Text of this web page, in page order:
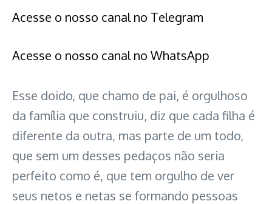
Acesse o nosso canal no Telegram
Acesse o nosso canal no WhatsApp
Esse doido, que chamo de pai, é orgulhoso
da família que construiu, diz que cada filha é
diferente da outra, mas parte de um todo,
que sem um desses pedaços não seria
perfeito como é, que tem orgulho de ver
seus netos e netas se formando pessoas